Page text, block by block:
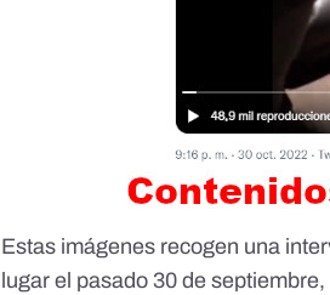
Estas imágenes recogen una
lugar el pasado 30 de